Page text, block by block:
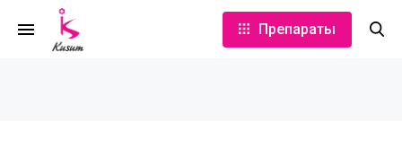
Препараты